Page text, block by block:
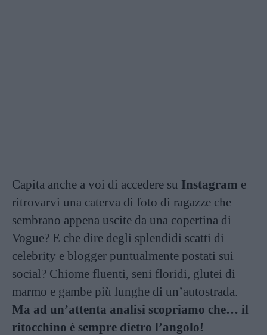
Capita anche a voi di accedere su Instagram e
ritrovarvi una caterva di foto di ragazze che
sembrano appena uscite da una copertina di
Vogue? E che dire degli splendidi scatti di
celebrity e blogger puntualmente postati sui
social? Chiome fluenti, seni floridi, glutei di
marmo e gambe più lunghe di un’autostrada.
Ma ad un’attenta analisi scopriamo che… il
ritocchino è sempre dietro l’angolo!